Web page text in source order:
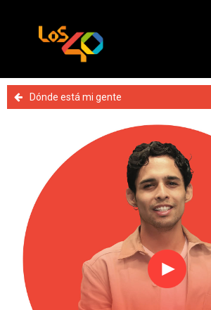
Dónde está mi gente
Reproducir